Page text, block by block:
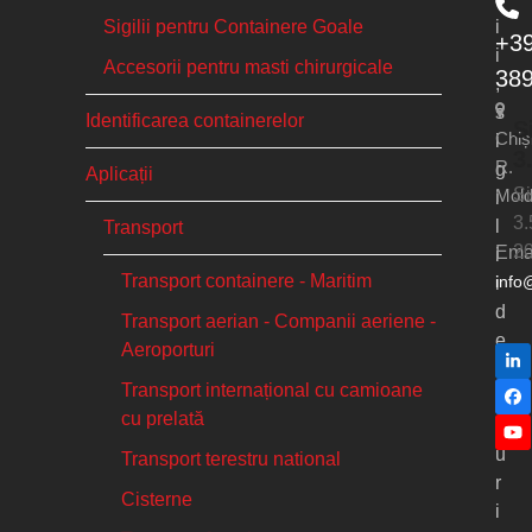
Sigilii pentru Containere Goale
Accesorii pentru masti chirurgicale
Identificarea containerelor
Aplicații
Transport
Transport containere - Maritim
Transport aerian - Companii aeriene -
Aeroporturi
Transport internațional cu camioane
cu prelată
Transport terestru national
Cisterne
i
i
,
s
i
g
i
i
i
d
e
e
c
u
r
i
R.